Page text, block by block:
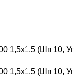
1,5х1,5 (Шв 10, Уг
1,5х1,5 (Шв 10, Уг